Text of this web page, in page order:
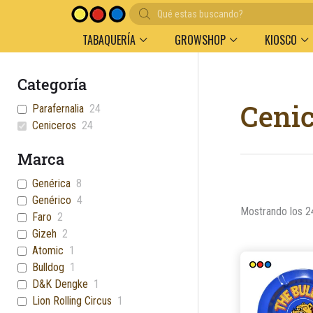
Búsqueda
de
productos
TABAQUERÍA GROWSHOP KIOSCO
Categoría
Parafernalia 24
Ceniceros 24
Marca
Genérica 8
Genérico 4
Faro 2
Gizeh 2
Atomic 1
Bulldog 1
D&K Dengke 1
Lion Rolling Circus 1
Mostrando los